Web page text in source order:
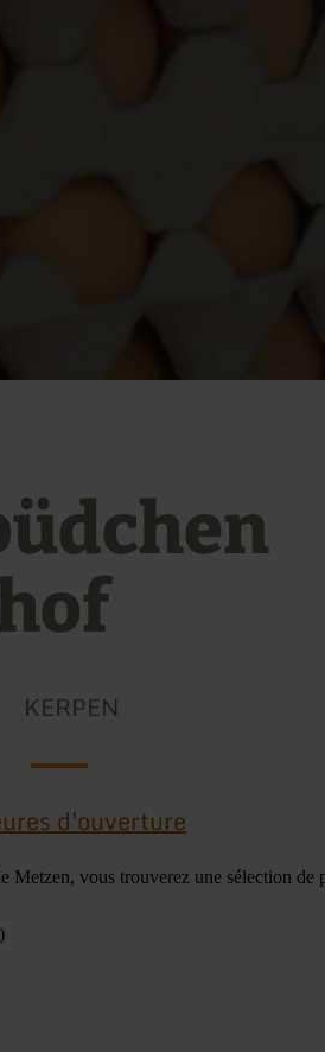
KERPEN
d'ouverture
Metzen, vous trouverez une sélection de